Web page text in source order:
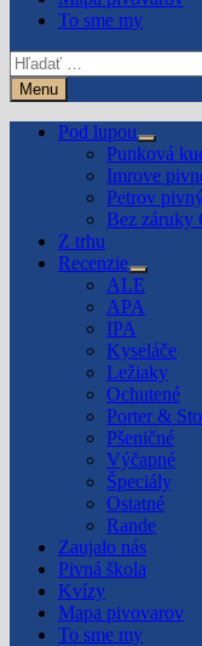
To sme my
Hľadať:
Menu
Pod lupou
Show
sub
menu
Punková
Imrove
Petrov
Bez záruky
Z trhu
Recenzie
Show
sub
menu
ALE
APA
IPA
Kyseláče
Ležiaky
Ochutené
Porter &
Pšeničné
Výčapné
Špeciály
Ostatné
Rande
Zaujalo nás
Pivná škola
Kvízy
Mapa pivovarov
To sme my